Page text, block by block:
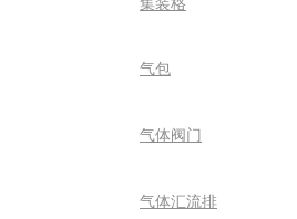
集装格
气包
气体阀门
气体汇流排